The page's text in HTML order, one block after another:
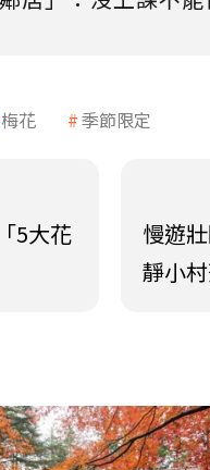
梅花 季節限定
5大花
慢遊
靜小